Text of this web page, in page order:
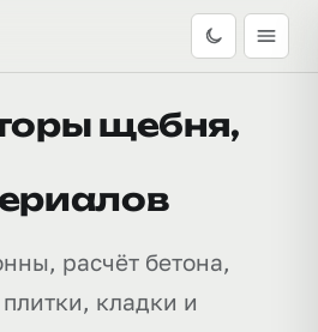
щебня,
расчёт бетона,
кладки и